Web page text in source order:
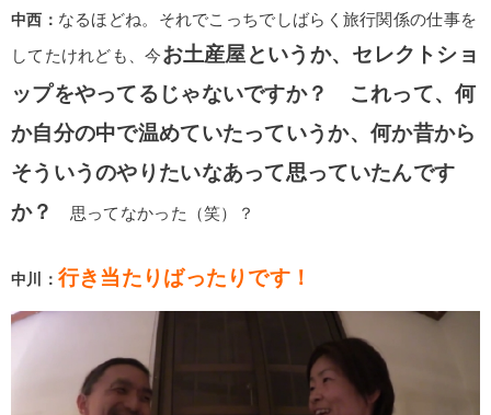
中西： なるほどね。それでこっちでしばらく旅行関係の仕事を
してたけれども、今お土産屋というか、セレクトショ
ップをやってるじゃないですか？ これって、何
か自分の中で温めていたっていうか、何か昔から
そういうのやりたいなあって思っていたんです
か？
思ってなかった（笑）？
中川： 行き当たりばったりです！